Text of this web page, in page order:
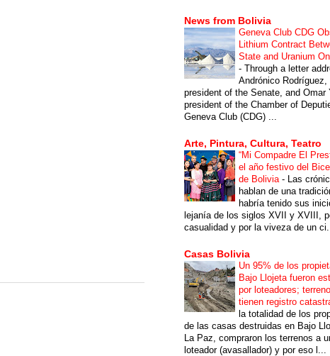
News from Bolivia
Geneva Club CDG
Lithium Contract
State and Uranium
- Through a letter
Andrónico Rodríguez,
president of the Senate, and Omar
president of the Chamber of
Geneva Club (CDG) ...
Arte, Pintura, Cultura, Teatro
“Mi Compadre El
el año festivo del
de Bolivia - Las
hablan de una
habría tenido sus
lejanía de los siglos XVII y XVIII,
casualidad y por la viveza de un
Casas Bolivia
Un 95% de los
Bajo Llojeta fueron
por loteadores;
tienen registro
la totalidad de los
de las casas destruidas en Bajo
La Paz, compraron los terrenos a
loteador (avasallador) y por eso l...